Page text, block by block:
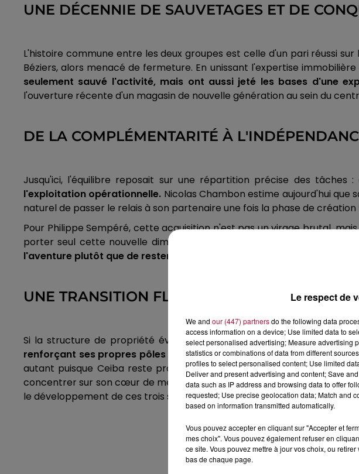
UNE DÉCENNIE DE SAUVETAGES ET DE
L'histoire commune entre les deux groupes est celle d'un pari réussi
Béziers, alors menacé de fermeture. En unissant l'expertise
seulement sauvé l'activité, mais ont aussi jeté les bases d'une
l'ouverture récente d'un magasin de nouvelle génération au sein du
DE LA COMPLÉMENTARITÉ À
Jusqu'ici, l'équilibre reposait sur une répartition précise des tâches :
l'exploitation opérationnelle. Nicolas Chambon estime aujourd'hui que
naturel de passer le relais à son partenaire une fois la phase de
Pour Philippe Sempéré, cette acquisition n'est pas un virage brutal,
porter seul cette nouvelle dimension. Il compare d'ailleurs cette
l'aventure plutôt que de rester sur le quai.
UNE TRANSITION FLUIDE VERS L'AVENIR
Si la structure de propriété évolue, la transition se veut fluide pour
renforçant ses propres pôles techniques et marketing, des
autant puisque Ceiba reste propriétaire des murs commerciaux à
concentrer sur son cœur de métier tout en maintenant d'excellentes
le développement de ces trois sites avec une ambition intacte au sein
Le respect de
We and our (447) partnersdo the following data
access information on a device; Use limited data to
select personalised advertising; Measure advertising
statistics or combinations of data from different
profiles to select personalised content; Use limited
Deliver and present advertising and content; Save
data such as IP address and browsing data to offer
requested; Use precise geolocation data; Match and
based on information transmitted automatically.
Vous pouvez accepter en cliquant sur "Accepter et
mes choix". Vous pouvez également refuser en
ce site. Vous pouvez mettre à jour vos choix, ou
bas de chaque page.